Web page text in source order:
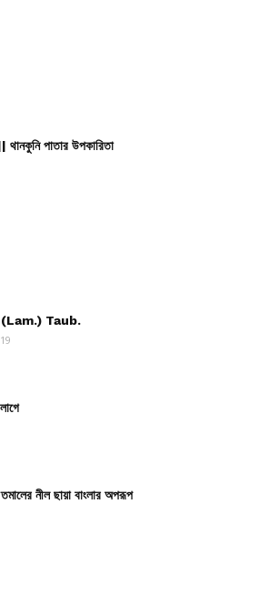
থানকুনি পাতার উপকারিতা
Taub.
নীল ছায়া বাংলার অপরূপ